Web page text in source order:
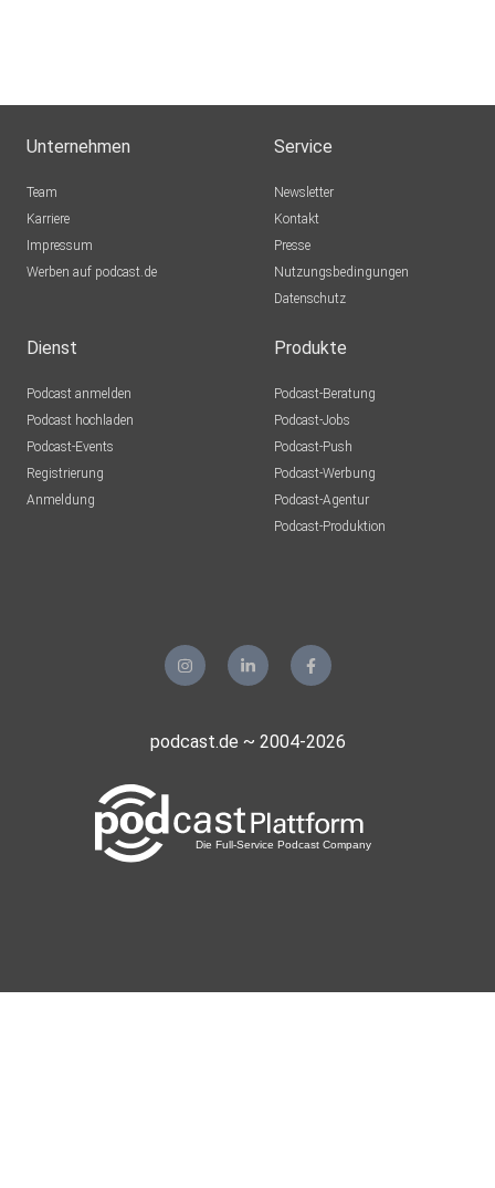
Unternehmen
Team
Karriere
Impressum
Werben auf podcast.de
Service
Newsletter
Kontakt
Presse
Nutzungsbedingungen
Datenschutz
Dienst
Podcast anmelden
Podcast hochladen
Podcast-Events
Registrierung
Anmeldung
Produkte
Podcast-Beratung
Podcast-Jobs
Podcast-Push
Podcast-Werbung
Podcast-Agentur
Podcast-Produktion
podcast.de ~ 2004-2026